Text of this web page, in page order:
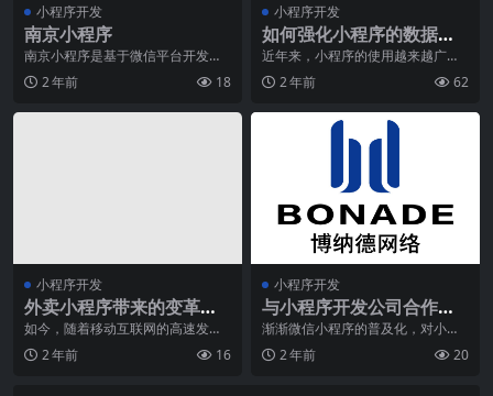
小程序开发
南京小程序
南京小程序是基于微信平台开发的
一种应用程序，为用户提供了各类
生活服务和便捷功能。
2 年前 18
小程序开发
如何强化小程序的数据安
全保障
近年来，小程序的使用越来越广
泛，涵盖了许多日常生活的方方面
面，如外卖、购物、社交
2 年前 62
小程序开发
外卖小程序带来的变革与
便利
如今，随着移动互联网的高速发
展，人们生活方式的改变已然成为
一种现象。其中，外卖小
2 年前 16
小程序开发
与小程序开发公司合作要
重视的几层面
渐渐微信小程序的普及化，对小程
序开发的要求持续提升，微信小程
序开发公司的规模也更
2 年前 20